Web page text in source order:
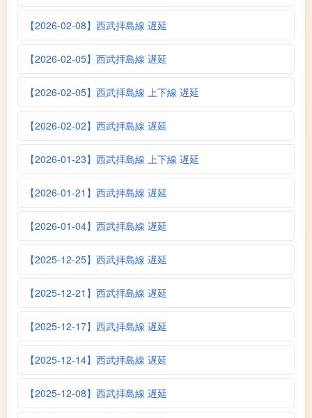
【2026-02-08】西武拝島線 遅延
【2026-02-05】西武拝島線 遅延
【2026-02-05】西武拝島線 上下線 遅延
【2026-02-02】西武拝島線 遅延
【2026-01-23】西武拝島線 上下線 遅延
【2026-01-21】西武拝島線 遅延
【2026-01-04】西武拝島線 遅延
【2025-12-25】西武拝島線 遅延
【2025-12-21】西武拝島線 遅延
【2025-12-17】西武拝島線 遅延
【2025-12-14】西武拝島線 遅延
【2025-12-08】西武拝島線 遅延